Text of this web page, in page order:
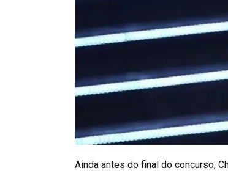
Ainda antes do final do concurso,